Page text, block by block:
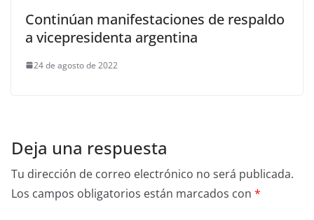
Continúan manifestaciones de respaldo
a vicepresidenta argentina
24 de agosto de 2022
Deja una respuesta
Tu dirección de correo electrónico no será publicada.
Los campos obligatorios están marcados con *